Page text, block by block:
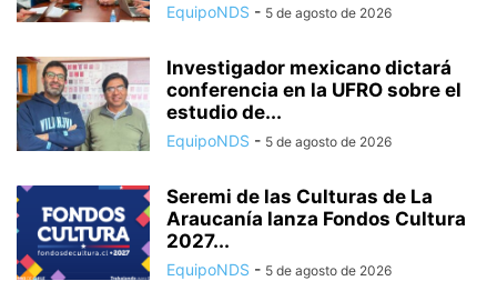
EquipoNDS - 5 de agosto de 2026
Investigador mexicano dictará
conferencia en la UFRO sobre el
estudio de...
EquipoNDS - 5 de agosto de 2026
Seremi de las Culturas de La
Araucanía lanza Fondos Cultura
2027...
EquipoNDS - 5 de agosto de 2026